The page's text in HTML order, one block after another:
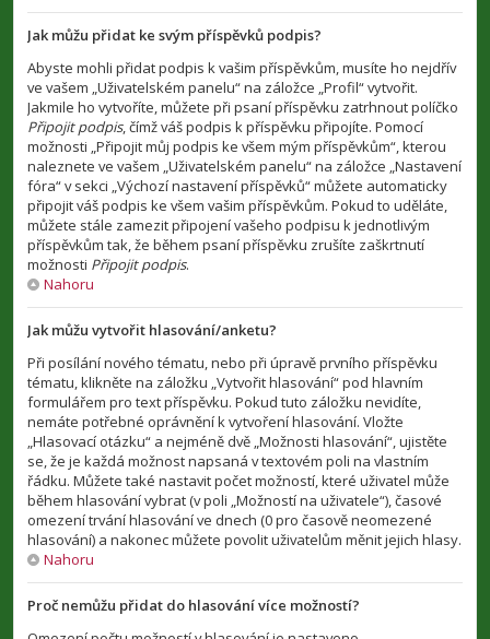
Jak můžu přidat ke svým příspěvků podpis?
Abyste mohli přidat podpis k vašim příspěvkům, musíte ho nejdřív
ve vašem „Uživatelském panelu“ na záložce „Profil“ vytvořit.
Jakmile ho vytvoříte, můžete při psaní příspěvku zatrhnout políčko
Připojit podpis, čímž váš podpis k příspěvku připojíte. Pomocí
možnosti „Připojit můj podpis ke všem mým příspěvkům“, kterou
naleznete ve vašem „Uživatelském panelu“ na záložce „Nastavení
fóra“ v sekci „Výchozí nastavení příspěvků“ můžete automaticky
připojit váš podpis ke všem vašim příspěvkům. Pokud to uděláte,
můžete stále zamezit připojení vašeho podpisu k jednotlivým
příspěvkům tak, že během psaní příspěvku zrušíte zaškrtnutí
možnosti Připojit podpis.
Nahoru
Jak můžu vytvořit hlasování/anketu?
Při posílání nového tématu, nebo při úpravě prvního příspěvku
tématu, klikněte na záložku „Vytvořit hlasování“ pod hlavním
formulářem pro text příspěvku. Pokud tuto záložku nevidíte,
nemáte potřebné oprávnění k vytvoření hlasování. Vložte
„Hlasovací otázku“ a nejméně dvě „Možnosti hlasování“, ujistěte
se, že je každá možnost napsaná v textovém poli na vlastním
řádku. Můžete také nastavit počet možností, které uživatel může
během hlasování vybrat (v poli „Možností na uživatele“), časové
omezení trvání hlasování ve dnech (0 pro časově neomezené
hlasování) a nakonec můžete povolit uživatelům měnit jejich hlasy.
Nahoru
Proč nemůžu přidat do hlasování více možností?